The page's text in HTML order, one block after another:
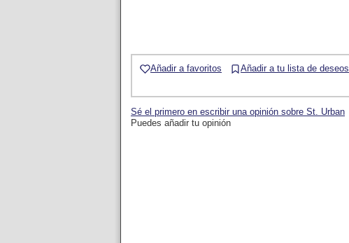
Añadir a favoritos Añadir a tu lista de deseos
Sé el primero en escribir una opinión sobre St. Urban
Puedes añadir tu opinión